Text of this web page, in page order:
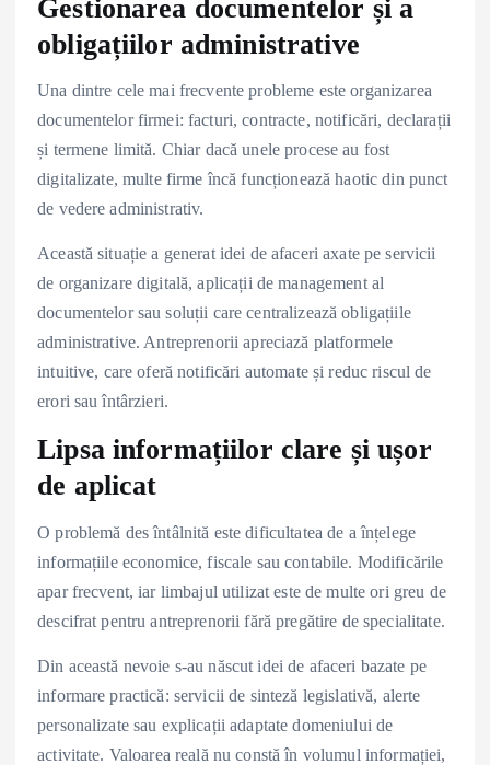
Gestionarea documentelor și a
obligațiilor administrative
Una dintre cele mai frecvente probleme este organizarea
documentelor firmei: facturi, contracte, notificări, declarații
și termene limită. Chiar dacă unele procese au fost
digitalizate, multe firme încă funcționează haotic din punct
de vedere administrativ.
Această situație a generat idei de afaceri axate pe servicii
de organizare digitală, aplicații de management al
documentelor sau soluții care centralizează obligațiile
administrative. Antreprenorii apreciază platformele
intuitive, care oferă notificări automate și reduc riscul de
erori sau întârzieri.
Lipsa informațiilor clare și ușor
de aplicat
O problemă des întâlnită este dificultatea de a înțelege
informațiile economice, fiscale sau contabile. Modificările
apar frecvent, iar limbajul utilizat este de multe ori greu de
descifrat pentru antreprenorii fără pregătire de specialitate.
Din această nevoie s-au născut idei de afaceri bazate pe
informare practică: servicii de sinteză legislativă, alerte
personalizate sau explicații adaptate domeniului de
activitate. Valoarea reală nu constă în volumul informației,